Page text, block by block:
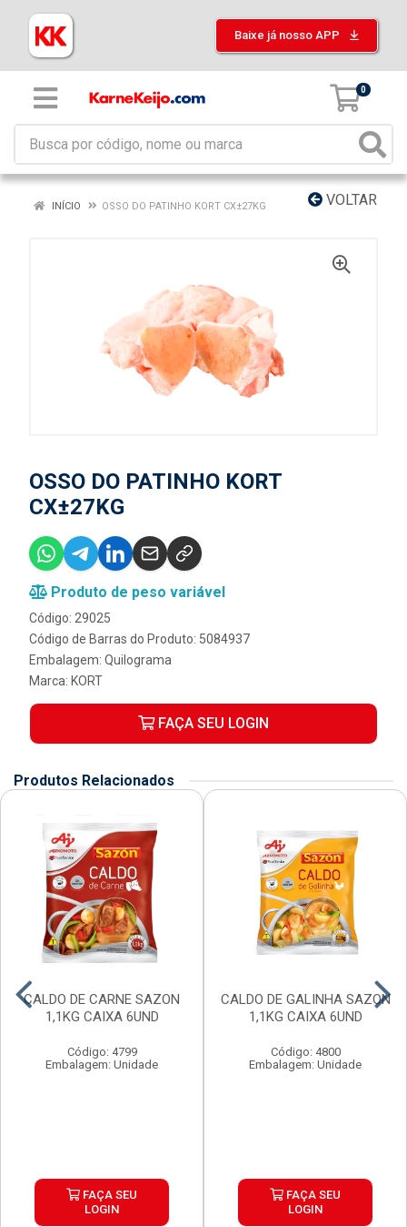
Baixe já nosso APP
0
VOLTAR
INÍCIO OSSO DO PATINHO KORT CX±27KG
OSSO DO PATINHO KORT
CX±27KG
Produto de peso variável
Código: 29025
Código de Barras do Produto: 5084937
Embalagem: Quilograma
Marca: KORT
FAÇA SEU LOGIN
Produtos Relacionados
CALDO DE CARNE SAZON
1,1KG CAIXA 6UND
Código: 4799
Embalagem: Unidade
FAÇA SEU
LOGIN
CALDO DE GALINHA SAZON
1,1KG CAIXA 6UND
Código: 4800
Embalagem: Unidade
FAÇA SEU
LOGIN